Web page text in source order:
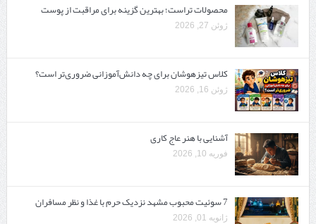
محصولات تراست؛ بهترین گزینه برای مراقبت از پوست
ژوئن 27, 2026
کلاس تیزهوشان برای چه دانش‌آموزانی ضروری‌تر است؟
ژوئن 16, 2026
آشنایی با هنر عاج کاری
فوریه 10, 2026
7 سوئیت محبوب مشهد نزدیک حرم با غذا و نظر مسافران
ژانویه 01, 2026